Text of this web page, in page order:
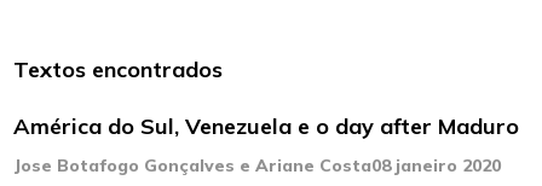
Textos encontrados
América do Sul, Venezuela e o day after Maduro
Jose Botafogo Gonçalves e Ariane Costa08 janeiro 2020